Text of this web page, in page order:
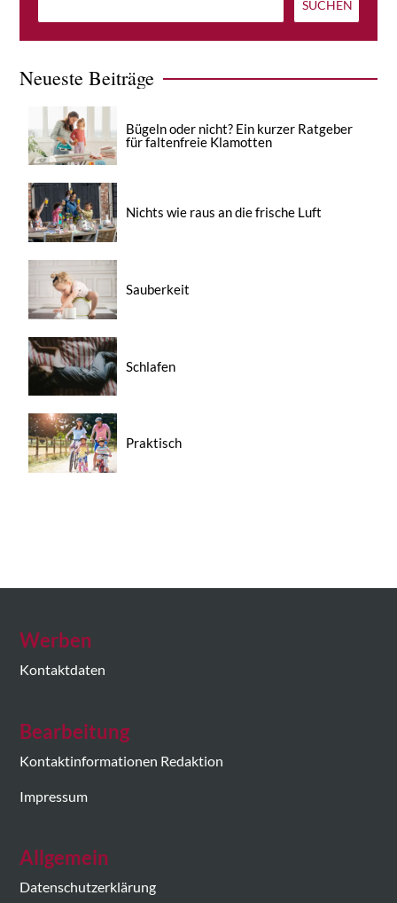
Neueste Beiträge
Bügeln oder nicht? Ein kurzer Ratgeber
für faltenfreie Klamotten
Nichts wie raus an die frische Luft
Sauberkeit
Schlafen
Praktisch
Werben
Kontaktdaten
Bearbeitung
Kontaktinformationen Redaktion
Impressum
Allgemein
Datenschutzerklärung